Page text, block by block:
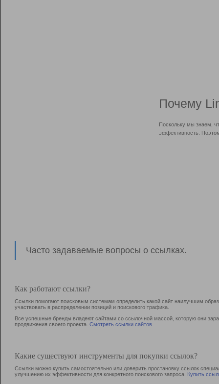
Почему
Поскольку мы знаем,
эффективность.
Часто задаваемые вопросы о ссылках.
Как работают ссылки?
Ссылки помогают поисковым системам определить какой сайт наилучшим
участвовать в раcпределении позиций и поискового трафика.
Все успешные бренды владеют сайтами со ссылочной массой, которую они
продвижения своего проекта. Смотреть ссылки сайтов
Какие существуют инструменты для покупки ссылок?
Ссылки можно купить самостоятельно или доверить простановку ссылок
улучшению их эффективности для конкретного поискового запроса. Купить